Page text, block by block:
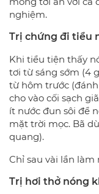
nghiệm.
Trị chứng đi tiểu
Khi tiểu tiện thấy
tơi từ sáng sớm (4
từ hôm trước
cho vào cối sạch
ít nước đun sôi để
mặt trời mọc. Bã
quang).
Chỉ sau vài lần làm
Trị hơi thở nóng